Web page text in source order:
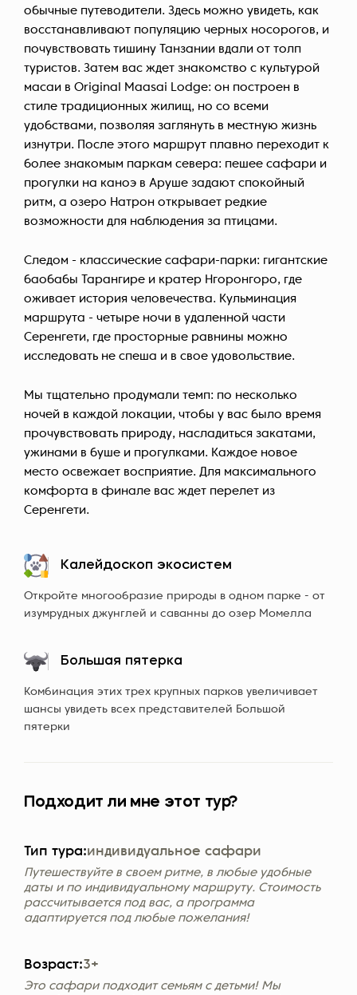
обычные путеводители. Здесь можно увидеть, как
восстанавливают популяцию черных носорогов, и
почувствовать тишину Танзании вдали от толп
туристов. Затем вас ждет знакомство с культурой
масаи в Original Maasai Lodge: он построен в
стиле традиционных жилищ, но со всеми
удобствами, позволяя заглянуть в местную жизнь
изнутри. После этого маршрут плавно переходит к
более знакомым паркам севера: пешее сафари и
прогулки на каноэ в Аруше задают спокойный
ритм, а озеро Натрон открывает редкие
возможности для наблюдения за птицами.
Следом - классические сафари-парки: гигантские
баобабы Тарангире и кратер Нгоронгоро, где
оживает история человечества. Кульминация
маршрута - четыре ночи в удаленной части
Серенгети, где просторные равнины можно
исследовать не спеша и в свое удовольствие.
Мы тщательно продумали темп: по несколько
ночей в каждой локации, чтобы у вас было время
прочувствовать природу, насладиться закатами,
ужинами в буше и прогулками. Каждое новое
место освежает восприятие. Для максимального
комфорта в финале вас ждет перелет из
Серенгети.
Калейдоскоп экосистем
Откройте многообразие природы в одном парке - от
изумрудных джунглей и саванны до озер Момелла
Большая пятерка
Комбинация этих трех крупных парков увеличивает
шансы увидеть всех представителей Большой
пятерки
Подходит ли мне этот тур?
Тип тура:индивидуальное сафари
Путешествуйте в своем ритме, в любые удобные
даты и по индивидуальному маршруту. Стоимость
рассчитывается под вас, а программа
адаптируется под любые пожелания!
Возраст:3+
Это сафари подходит семьям с детьми! Мы